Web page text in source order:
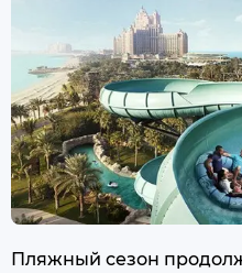
Пляжный сезон